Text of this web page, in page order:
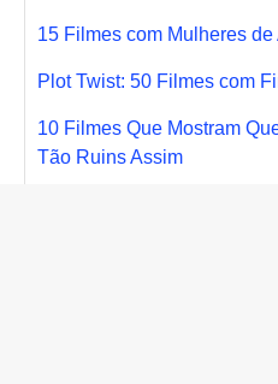
15 Filmes com Mulheres de
Plot Twist: 50 Filmes com
10 Filmes Que Mostram
Tão Ruins Assim